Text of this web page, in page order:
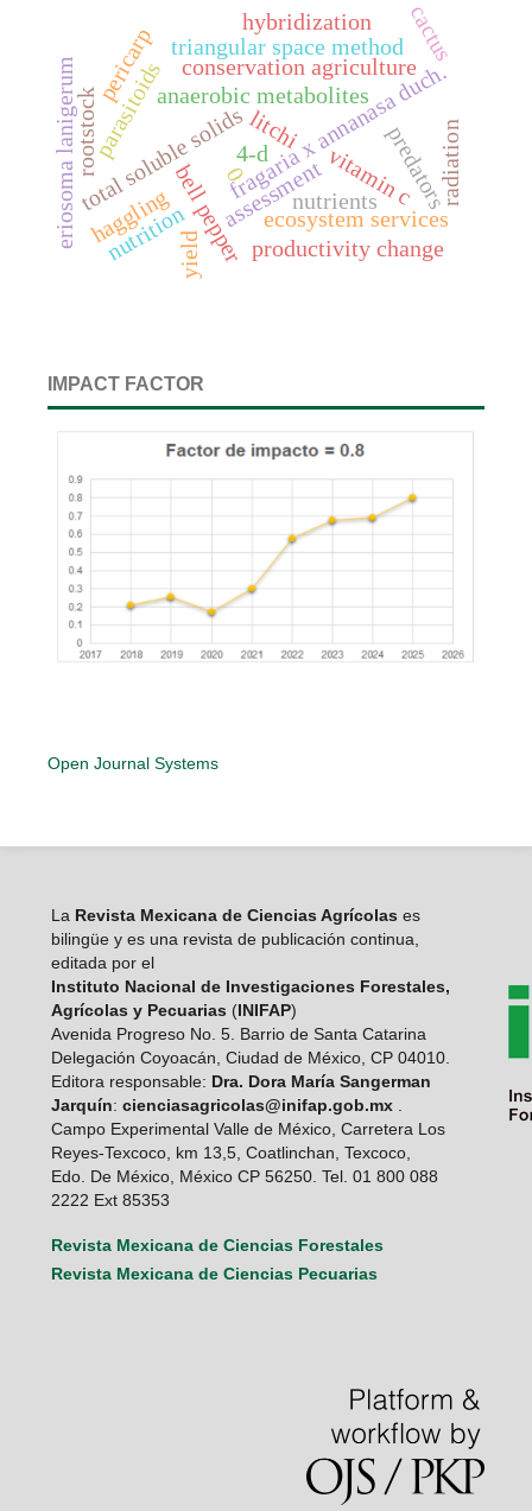
fragaria x annanasa duch.
anaerobic metabolites
total soluble solids vitamin c
conservation agriculture
bell pepper
triangular space method
eriosoma lanigerum predators
parasitoids
assessment
ecosystem services
productivity change
hybridization
litchi
nutrition
pericarp
radiation
nutrients
rootstock
cactus
0
4-d
yield
haggling
IMPACT FACTOR
Open Journal Systems
LaRevista Mexicana de Ciencias Agrícolas es
bilingüe y es una revista de publicación continua,
editada por el
Instituto Nacional de Investigaciones Forestales,
Agrícolas y Pecuarias (INIFAP)
Avenida Progreso No. 5. Barrio de Santa Catarina
Delegación Coyoacán, Ciudad de México, CP 04010.
Editora responsable: Dra. Dora María Sangerman
Jarquín: cienciasagricolas@inifap.gob.mx.
Campo Experimental Valle de México, Carretera Los
Reyes-Texcoco, km 13,5, Coatlinchan, Texcoco,
Edo. De México, México CP 56250. Tel. 01 800 088
2222 Ext 85353
Revista Mexicana de Ciencias Forestales
Revista Mexicana de Ciencias Pecuarias